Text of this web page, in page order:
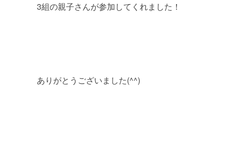
3組の親子さんが参加してくれました！
ありがとうございました(^^)